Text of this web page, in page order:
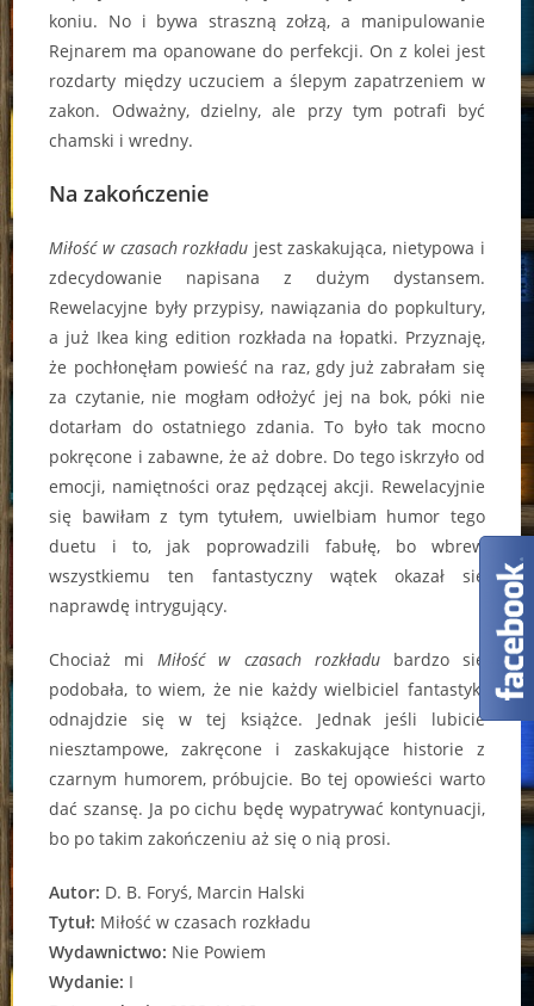
koniu. No i bywa straszną zołzą, a manipulowanie
Rejnarem ma opanowane do perfekcji. On z kolei jest
rozdarty między uczuciem a ślepym zapatrzeniem w
zakon. Odważny, dzielny, ale przy tym potrafi być
chamski i wredny.
Na zakończenie
Miłość w czasach rozkładu jest zaskakująca, nietypowa i
zdecydowanie napisana z dużym dystansem.
Rewelacyjne były przypisy, nawiązania do popkultury,
a już Ikea king edition rozkłada na łopatki. Przyznaję,
że pochłonęłam powieść na raz, gdy już zabrałam się
za czytanie, nie mogłam odłożyć jej na bok, póki nie
dotarłam do ostatniego zdania. To było tak mocno
pokręcone i zabawne, że aż dobre. Do tego iskrzyło od
emocji, namiętności oraz pędzącej akcji. Rewelacyjnie
się bawiłam z tym tytułem, uwielbiam humor tego
duetu i to, jak poprowadzili fabułę, bo wbrew
wszystkiemu ten fantastyczny wątek okazał się
naprawdę intrygujący.
Chociaż miMiłość w czasach rozkładubardzo się
podobała, to wiem, że nie każdy wielbiciel fantastyki
odnajdzie się w tej książce. Jednak jeśli lubicie
niesztampowe, zakręcone i zaskakujące historie z
czarnym humorem, próbujcie. Bo tej opowieści warto
dać szansę. Ja po cichu będę wypatrywać kontynuacji,
bo po takim zakończeniu aż się o nią prosi.
Autor: D. B. Foryś, Marcin Halski
Tytuł: Miłość w czasach rozkładu
Wydawnictwo: Nie Powiem
Wydanie: I